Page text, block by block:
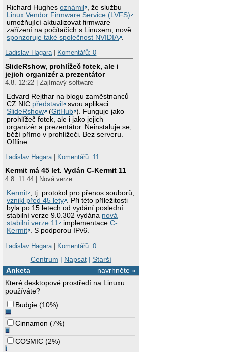
Richard Hughesoznámil
, že službu
Linux Vendor Firmware Service (LVFS)
umožňující aktualizovat firmware
zařízení na počítačích s Linuxem, nově
sponzoruje také společnost NVIDIA .
Ladislav Hagara| Komentářů: 0
SlideRshow, prohlížeč fotek, ale i
jejich organizér a prezentátor
4.8. 12:22 | Zajímavý software
Edvard Rejthar na blogu zaměstnanců
CZ.NIC představil
svou aplikaci
SlideRshow
(GitHub ). Funguje jako
prohlížeč fotek, ale i jako jejich
organizér a prezentátor. Neinstaluje se,
běží přímo v prohlížeči. Bez serveru.
Offline.
Ladislav Hagara| Komentářů: 11
Kermit má 45 let. Vydán C-Kermit 11
4.8. 11:44 | Nová verze
Kermit , tj. protokol pro přenos souborů,
vznikl před 45 lety . Při této příležitosti
byla po 15 letech od vydání poslední
stabilní verze 9.0.302 vydána nová
stabilní verze 11
implementaceC-
Kermit . S podporou IPv6.
Ladislav Hagara| Komentářů: 0
Centrum | Napsat| Starší
navrhněte »
Anketa
Které desktopové prostředí na Linuxu
používáte?
Budgie (10%)
Cinnamon (7%)
COSMIC (2%)